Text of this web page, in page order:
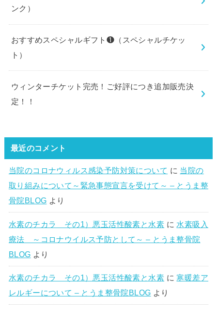
ンク）
おすすめスペシャルギフト❶（スペシャルチケッ
ト）
ウィンターチケット完売！ご好評につき追加販売決
定！！
最近のコメント
当院のコロナウィルス感染予防対策について に 当院の
取り組みについて～緊急事態宣言を受けて～ – とうま整
骨院BLOG より
水素のチカラ その1）悪玉活性酸素と水素 に 水素吸入
療法 ～コロナウイルス予防として～ – とうま整骨院
BLOG より
水素のチカラ その1）悪玉活性酸素と水素 に 寒暖差ア
レルギーについて – とうま整骨院BLOG より